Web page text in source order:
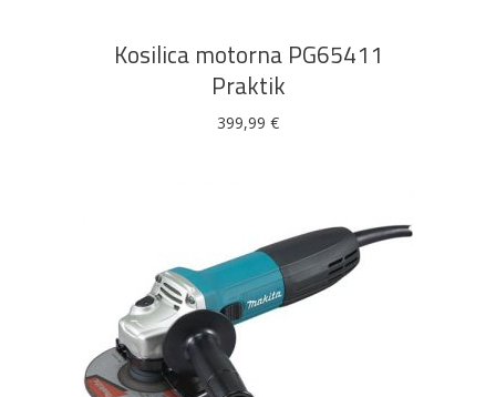
Kosilica motorna PG65411
Praktik
399,99 €